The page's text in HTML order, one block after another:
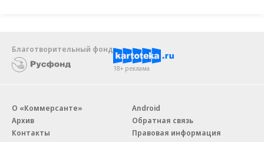
Благотворительный фонд
18+ реклама
О «Коммерсанте»
Архив
Контакты
Android
Обратная связь
Правовая информация